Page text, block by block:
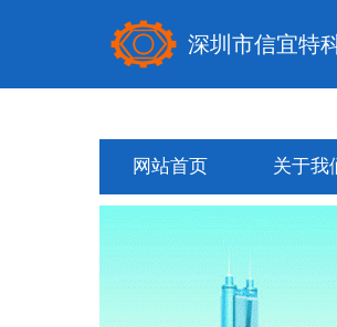
深圳市信宜特
网站首页 关于我